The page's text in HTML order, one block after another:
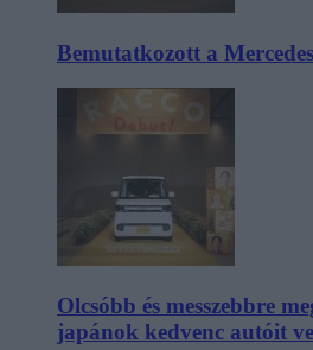
Bemutatkozott a
Olcsóbb és messzebbre
japánok kedvenc autóit